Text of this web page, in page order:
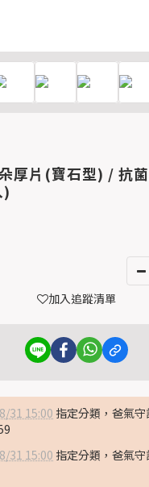
厚片(寶石型) / 抗
)
加入追蹤清單
31 15:00 指定分類，爸氣
31 15:00 指定分類，爸氣